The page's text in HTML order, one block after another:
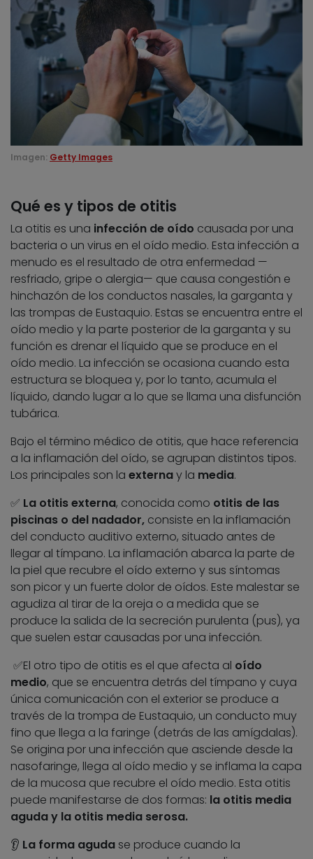
Imagen: Getty Images
Qué es y tipos de otitis
La otitis es una infección de oído causada por una
bacteria o un virus en el oído medio. Esta infección a
menudo es el resultado de otra enfermedad —
resfriado, gripe o alergia— que causa congestión e
hinchazón de los conductos nasales, la garganta y
las trompas de Eustaquio. Estas se encuentra entre el
oído medio y la parte posterior de la garganta y su
función es drenar el líquido que se produce en el
oído medio. La infección se ocasiona cuando esta
estructura se bloquea y, por lo tanto, acumula el
líquido, dando lugar a lo que se llama una disfunción
tubárica.
Bajo el término médico de otitis, que hace referencia
a la inflamación del oído, se agrupan distintos tipos.
Los principales son la externay la media.
✅ La otitis externa, conocida como otitis de las
piscinas o del nadador, consiste en la inflamación
del conducto auditivo externo, situado antes de
llegar al tímpano. La inflamación abarca la parte de
la piel que recubre el oído externo y sus síntomas
son picor y un fuerte dolor de oídos. Este malestar se
agudiza al tirar de la oreja o a medida que se
produce la salida de la secreción purulenta (pus), ya
que suelen estar causadas por una infección.
✅El otro tipo de otitis es el que afecta al oído
medio, que se encuentra detrás del tímpano y cuya
única comunicación con el exterior se produce a
través de la trompa de Eustaquio, un conducto muy
fino que llega a la faringe (detrás de las amígdalas).
Se origina por una infección que asciende desde la
nasofaringe, llega al oído medio y se inflama la capa
de la mucosa que recubre el oído medio. Esta otitis
puede manifestarse de dos formas: la otitis media
aguda y la otitis media serosa.
👂 La forma aguda se produce cuando la